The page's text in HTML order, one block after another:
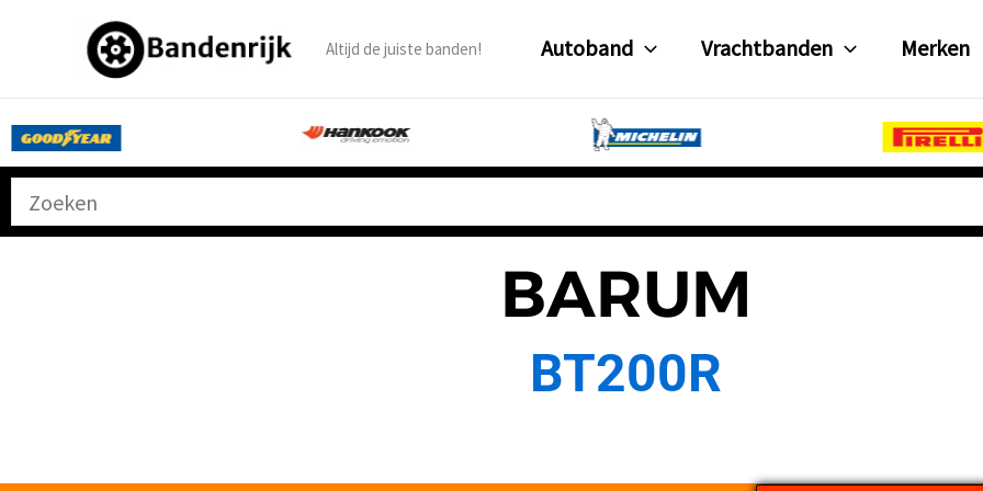
inhoud
Altijd de juiste banden! Autoband Vrachtbanden Merken
BARUM
BT200R